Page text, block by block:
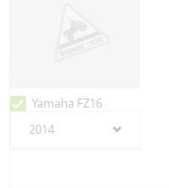
Yamaha FZ16
2014